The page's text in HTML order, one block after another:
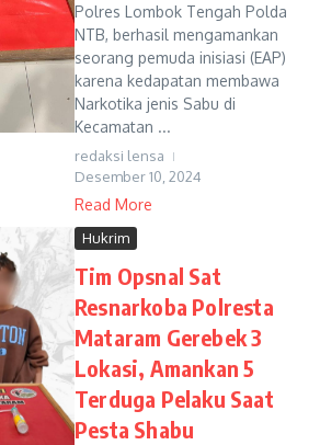
Polres Lombok Tengah Polda
NTB, berhasil mengamankan
seorang pemuda inisiasi (EAP)
karena kedapatan membawa
Narkotika jenis Sabu di
Kecamatan ...
redaksi lensa
Desember 10, 2024
Read More
Hukrim
Tim Opsnal Sat
Resnarkoba Polresta
Mataram Gerebek 3
Lokasi, Amankan 5
Terduga Pelaku Saat
Pesta Shabu